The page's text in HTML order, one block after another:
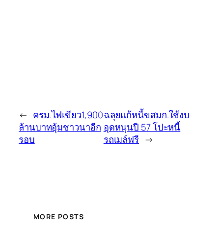
← ครม.ไฟเขียว1,900
ล้านบาทอุ้มชาวนาอีก
รอบ
ฉลุยแก้หนี้ขสมก.ใช้งบ
อุดหนุนปี 57 โปะหนี้
รถเมล์ฟรี →
MORE POSTS